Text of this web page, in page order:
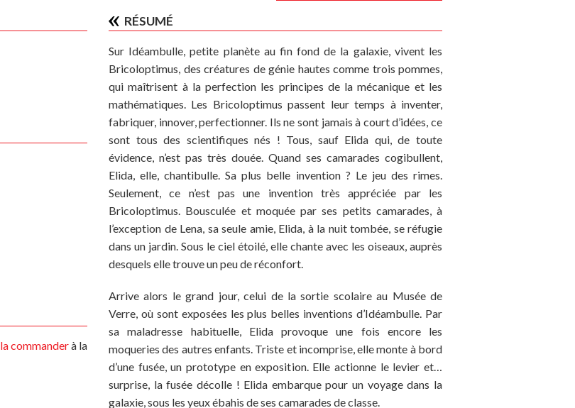
la commanderà la
RÉSUMÉ
Sur Idéambulle, petite planète au fin fond de la galaxie, vivent les
Bricoloptimus, des créatures de génie hautes comme trois pommes,
qui maîtrisent à la perfection les principes de la mécanique et les
mathématiques. Les Bricoloptimus passent leur temps à inventer,
fabriquer, innover, perfectionner. Ils ne sont jamais à court d’idées, ce
sont tous des scientifiques nés ! Tous, sauf Elida qui, de toute
évidence, n’est pas très douée. Quand ses camarades cogibullent,
Elida, elle, chantibulle. Sa plus belle invention ? Le jeu des rimes.
Seulement, ce n’est pas une invention très appréciée par les
Bricoloptimus. Bousculée et moquée par ses petits camarades, à
l’exception de Lena, sa seule amie, Elida, à la nuit tombée, se réfugie
dans un jardin. Sous le ciel étoilé, elle chante avec les oiseaux, auprès
desquels elle trouve un peu de réconfort.
Arrive alors le grand jour, celui de la sortie scolaire au Musée de
Verre, où sont exposées les plus belles inventions d’Idéambulle. Par
sa maladresse habituelle, Elida provoque une fois encore les
moqueries des autres enfants. Triste et incomprise, elle monte à bord
d’une fusée, un prototype en exposition. Elle actionne le levier et…
surprise, la fusée décolle ! Elida embarque pour un voyage dans la
galaxie, sous les yeux ébahis de ses camarades de classe.